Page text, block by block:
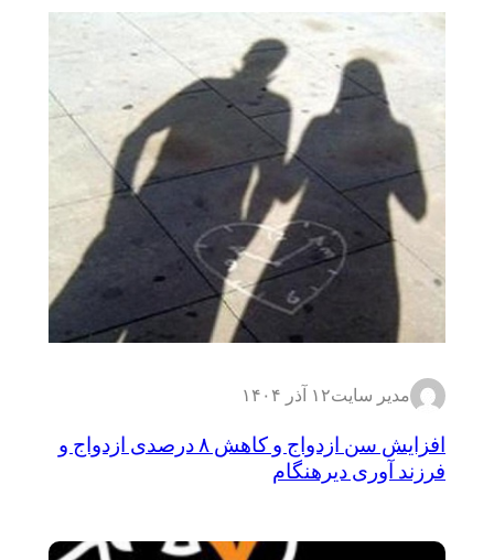
مدیر سایت۱۲ آذر ۱۴۰۴
افزایش سن ازدواج و کاهش ۸ درصدی ازدواج و
فرزند آوری دیرهنگام